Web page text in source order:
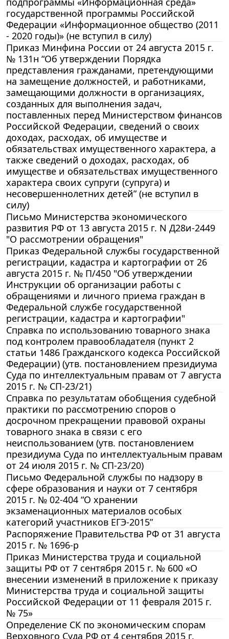
государственной программы Российской
Федерации «Информационное общество (2011
- 2020 годы)» (не вступил в силу)
Приказ Минфина России от 24 августа 2015 г.
№ 131н “Об утверждении Порядка
представления гражданами, претендующими
на замещение должностей, и работниками,
замещающими должности в организациях,
созданных для выполнения задач,
поставленных перед Министерством финансов
Российской Федерации, сведений о своих
доходах, расходах, об имуществе и
обязательствах имущественного характера, а
также сведений о доходах, расходах, об
имуществе и обязательствах имущественного
характера своих супруги (супруга) и
несовершеннолетних детей” (не вступил в
силу)
Письмо Министерства экономического
развития РФ от 13 августа 2015 г. N Д28и-2449
"О рассмотрении обращения"
Приказ Федеральной службы государственной
регистрации, кадастра и картографии от 26
августа 2015 г. № П/450 "Об утверждении
Инструкции об организации работы с
обращениями и личного приема граждан в
Федеральной службе государственной
регистрации, кадастра и картографии"
Справка по использованию товарного знака
под контролем правообладателя (пункт 2
статьи 1486 Гражданского кодекса Российской
Федерации) (утв. постановлением президиума
Суда по интеллектуальным правам от 7 августа
2015 г. № СП-23/21)
Справка по результатам обобщения судебной
практики по рассмотрению споров о
досрочном прекращении правовой охраны
товарного знака в связи с его
неиспользованием (утв. постановлением
президиума Суда по интеллектуальным правам
от 24 июля 2015 г. № СП-23/20)
Письмо Федеральной службы по надзору в
сфере образования и науки от 7 сентября
2015 г. № 02-404 “О хранении
экзаменационных материалов особых
категорий участников ЕГЭ-2015”
Распоряжение Правительства РФ от 31 августа
2015 г. № 1696-р
Приказ Министерства труда и социальной
защиты РФ от 7 сентября 2015 г. № 600 «О
внесении изменений в приложение к приказу
Министерства труда и социальной защиты
Российской Федерации от 11 февраля 2015 г.
№ 75»
Определение СК по экономическим спорам
Верховного Суда РФ от 4 сентября 2015 г.